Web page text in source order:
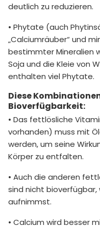
deutlich zu reduzieren.
• Phytate (auch
„Calciumräuber“ und
bestimmter Mineralien
Soja und die Kleie von
enthalten viel Phytate.
Diese
Bioverfügbarkeit:
• Das fettlösliche
vorhanden) muss mit
werden, um seine
Körper zu entfalten.
• Auch die anderen
sind nicht
aufnimmst.
• Calcium wird besser